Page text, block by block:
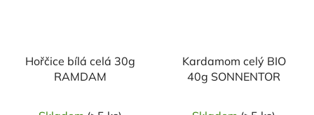
Hořčice bílá celá 30g
RAMDAM
Kardamom celý BIO
40g SONNENTOR